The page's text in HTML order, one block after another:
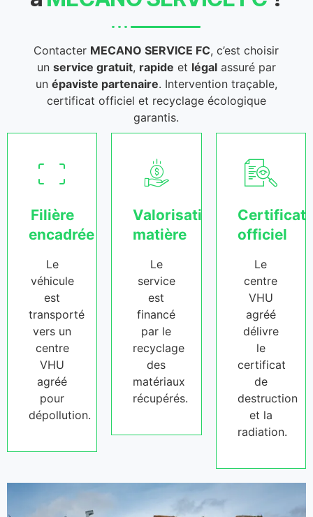
Contacter MECANO SERVICE FC, c’est choisir
un service gratuit, rapide et légalassuré par
un épaviste partenaire. Intervention traçable,
certificat officiel et recyclage écologique
garantis.
Filière
encadrée
Le
véhicule
est
transporté
vers un
centre
VHU
agréé
pour
dépollution.
Valorisation
matière
Le
service
est
financé
par le
recyclage
des
matériaux
récupérés.
Certificat
officiel
Le
centre
VHU
agréé
délivre
le
certificat
de
destruction
et la
radiation.